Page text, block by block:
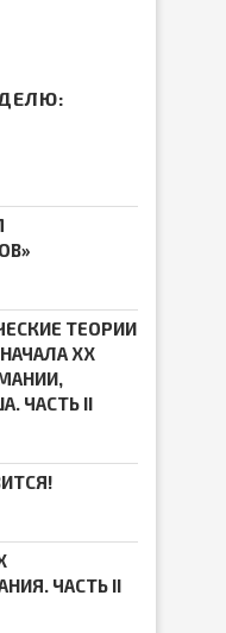
ТЕОРИИ
ХХ
ЧАСТЬ II
ЧАСТЬ II